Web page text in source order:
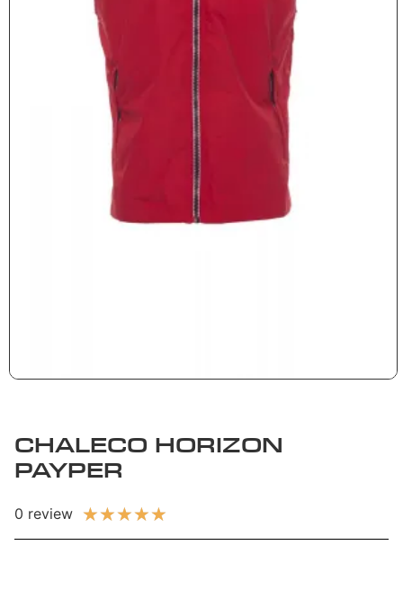
CHALECO HORIZON
PAYPER
0 review ★★★★★